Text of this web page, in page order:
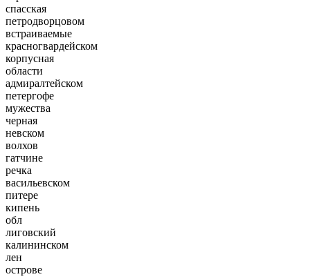
спасская
петродворцовом
встраиваемые
красногвардейском
корпусная
области
адмиралтейском
петергофе
мужества
черная
невском
волхов
гатчине
речка
васильевском
питере
кипень
обл
лиговский
калининском
лен
острове